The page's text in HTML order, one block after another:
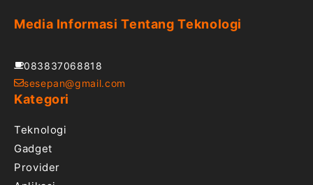
Media Informasi Tentang Teknologi
083837068818
sesepan@gmail.com
Kategori
Teknologi
Gadget
Provider